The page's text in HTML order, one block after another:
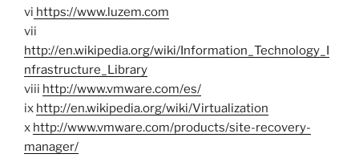
vi https://www.luzem.com
vii
http://en.wikipedia.org/wiki/Information_Technology_I
nfrastructure_Library
viii http://www.vmware.com/es/
ix http://en.wikipedia.org/wiki/Virtualization
x http://www.vmware.com/products/site-recovery-
manager/